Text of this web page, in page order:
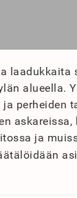
laadukkaita
alueella.
perheiden
askareissa,
ja